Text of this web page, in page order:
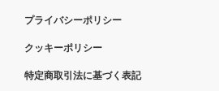
プライバシーポリシー
クッキーポリシー
特定商取引法に基づく表記